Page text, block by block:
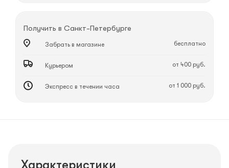
Получить в Санкт-Петербурге
Забрать в магазине бесплатно
Курьером от 400 руб.
Экспресс в течении часа от 1 000 руб.
Характеристики